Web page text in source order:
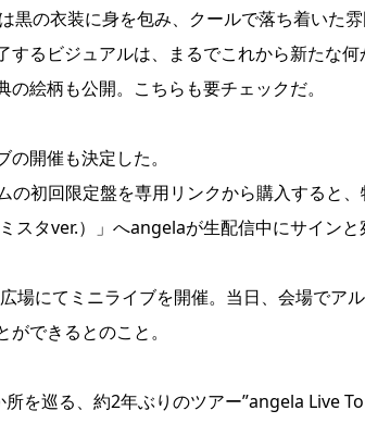
黒の衣装に身を包み、クールで落ち着いた
るビジュアルは、まるでこれから新たな何
絵柄も公開。こちらも要チェックだ。
開催も決定した。
の初回限定盤を専用リンクから購入すると、
スタver.）」へangelaが生配信中にサインと
場にてミニライブを開催。当日、会場でア
できるとのこと。
を巡る、約2年ぶりのツアー”angela Live